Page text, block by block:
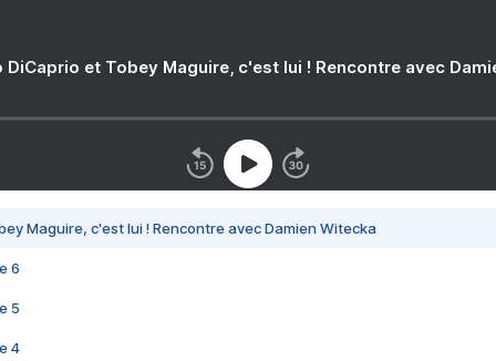
DiCaprio et Tobey Maguire, c'est lui ! Rencontre avec
Maguire, c'est lui ! Rencontre avec Damien Witecka
6
5
4